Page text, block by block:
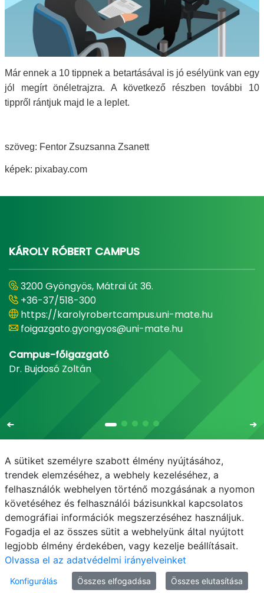
Már ennek a 10 tippnek a betartásával is jó esélyünk van egy
jól megírt önéletrajzra. A következő részben további 10
tippről rántjuk majd le a leplet.
szöveg: Fentor Zsuzsanna Zsanett
képek: pixabay.com
KÁROLY RÓBERT CAMPUS
3200 Gyöngyös, Mátrai út 36.
+36-37/518-300
https://karolyrobertcampus.uni-mate.hu
foigazgato.gyongyos@uni-mate.hu
Campus-főigazgató
Dr. Bujdosó Zoltán
E-mail Telefonkönyv NEPTUN
E-learning
Adatvédelem
A sütiket személyre szabott élmény nyújtásához,
trendek elemzéséhez, a webhely kezeléséhez, a
felhasználók webhelyen történő mozgásának a nyomon
követéséhez és felhasználói bázisunkkal kapcsolatos
demográfiai információk megszerzéséhez használjuk.
Fogadja el az összes sütit a webhelyünk által nyújtott
legjobb élmény érdekében, vagy kezelje beállításait.
Olvassa el az adatvédelmi irányelveinket
Konfigurálás Összes elfogadása Összes elutasítása